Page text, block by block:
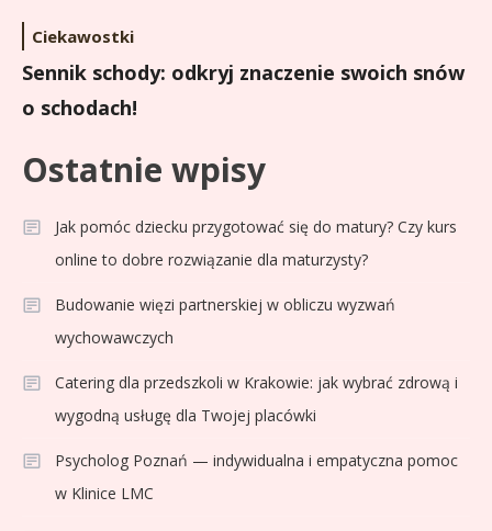
Ciekawostki
Sennik schody: odkryj znaczenie swoich snów
o schodach!
Ostatnie wpisy
Jak pomóc dziecku przygotować się do matury? Czy kurs
online to dobre rozwiązanie dla maturzysty?
Budowanie więzi partnerskiej w obliczu wyzwań
wychowawczych
Catering dla przedszkoli w Krakowie: jak wybrać zdrową i
wygodną usługę dla Twojej placówki
Psycholog Poznań — indywidualna i empatyczna pomoc
w Klinice LMC